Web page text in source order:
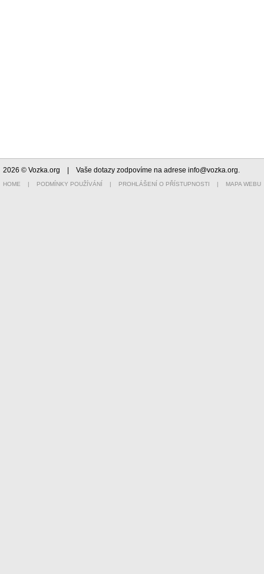
2026 © Vozka.org | Vaše dotazy zodpovíme na adrese info@vozka.org.
HOME | PODMÍNKY POUŽÍVÁNÍ | PROHLÁŠENÍ O PŘÍSTUPNOSTI | MAPA WEBU